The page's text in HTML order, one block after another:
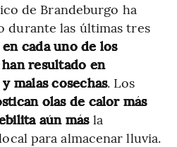
de Brandeburgo ha
durante las últimas tres
en cada uno de los
resultado en
malas cosechas. Los
olas de calor más
aún más la
para almacenar lluvia.